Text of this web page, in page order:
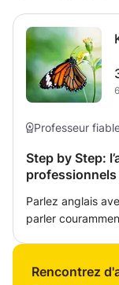
Professeur
Step by Step:
Parlez anglais
parler
d’expérience
Rencontrez